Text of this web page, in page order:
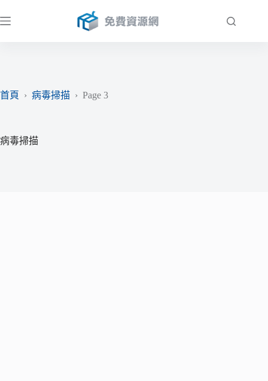
至
首頁
› 病毒掃描 › Page 3
病毒掃描